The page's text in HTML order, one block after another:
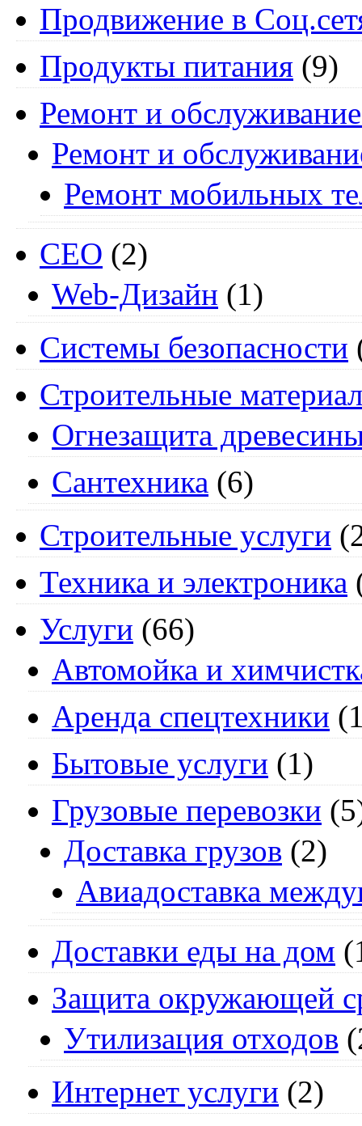
Продвижение в
Продукты питания (9)
Ремонт и
Ремонт и
Ремонт мобильных
СЕО (2)
Web-Дизайн (1)
Системы безопасности
Строительные
Огнезащита
Сантехника (6)
Строительные услуги
Техника и электроника
Услуги (66)
Автомойка и
Аренда спецтехники
Бытовые услуги (1)
Грузовые перевозки
Доставка грузов (2)
Авиадоставка
Доставки еды на дом
Защита окружающей
Утилизация отходов
Интернет услуги (2)